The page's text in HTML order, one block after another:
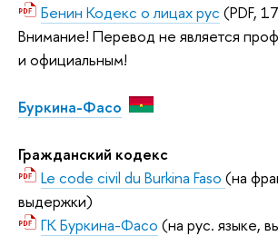
Бенин Кодекс о лицах рус (PDF,
Внимание! Перевод не является
и официальным!
Буркина-Фасо
Гражданский кодекс
Le code civil du Burkina Faso (на
выдержки)
ГК Буркина-Фасо (на рус. языке,